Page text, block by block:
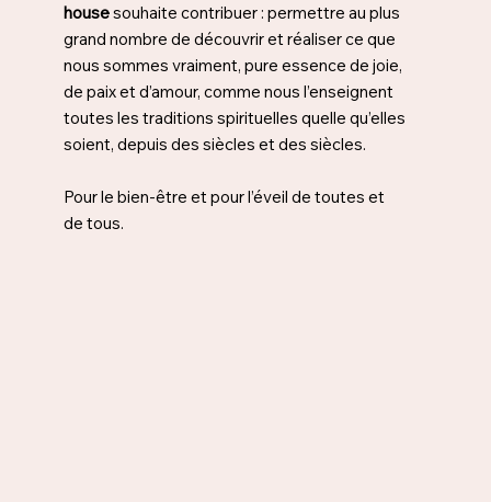
housesouhaite contribuer : permettre au plus
grand nombre de découvrir et réaliser ce que
nous sommes vraiment, pure essence de joie,
de paix et d’amour, comme nous l’enseignent
toutes les traditions spirituelles quelle qu’elles
soient, depuis des siècles et des siècles.
Pour le bien-être et pour l’éveil de toutes et
de tous.